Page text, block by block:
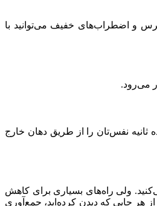
و اضطراب‌های خفیف می‌توانید با
می‌رود.
نفس‌تان را از طریق دهان خارج
ولی راه‌های بسیاری برای کاهش
هر جایی که دیدن کرده‌اید، جمع‌آوری